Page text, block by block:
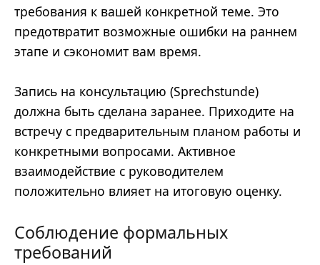
требования к вашей конкретной теме. Это
предотвратит возможные ошибки на раннем
этапе и сэкономит вам время.
Запись на консультацию (Sprechstunde)
должна быть сделана заранее. Приходите на
встречу с предварительным планом работы и
конкретными вопросами. Активное
взаимодействие с руководителем
положительно влияет на итоговую оценку.
Соблюдение формальных
требований